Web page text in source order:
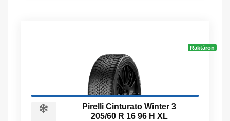
Raktáron
Pirelli Cinturato Winter 3
205/60 R 16 96 H XL